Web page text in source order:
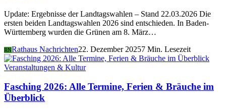
Update: Ergebnisse der Landtagswahlen – Stand 22.03.2026 Die
ersten beiden Landtagswahlen 2026 sind entschieden. In Baden-
Württemberg wurden die Grünen am 8. März…
RNRathaus Nachrichten22. Dezember 20257 Min. Lesezeit
Veranstaltungen & Kultur
Fasching 2026: Alle Termine, Ferien & Bräuche im
Überblick